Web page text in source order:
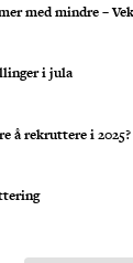
med mindre –
i jula
å rekruttere i 2025?